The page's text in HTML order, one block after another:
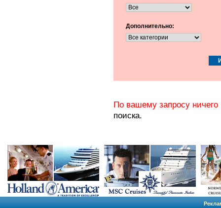
Дополнительно:
По вашему запросу ничего
поиска.